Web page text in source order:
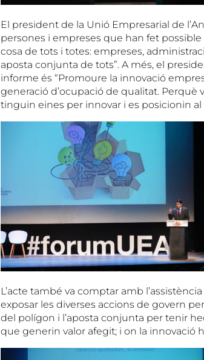
El president de la Unió Empresarial de
persones i empreses que han fet
cosa de tots i totes: empreses,
aposta conjunta de tots”. A més, el
informe és “Promoure la innovació
generació d’ocupació de qualitat.
tinguin eines per innovar i es posicionin al
L’acte també va comptar amb
exposar les diverses accions de govern
del polígon i l’aposta conjunta per tenir
que generin valor afegit; i on la innovació